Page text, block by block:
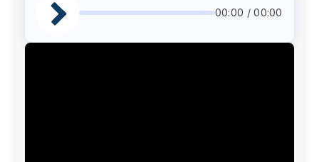
00:00 / 00:00